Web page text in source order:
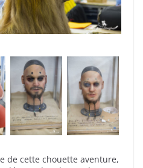
de cette chouette aventure,